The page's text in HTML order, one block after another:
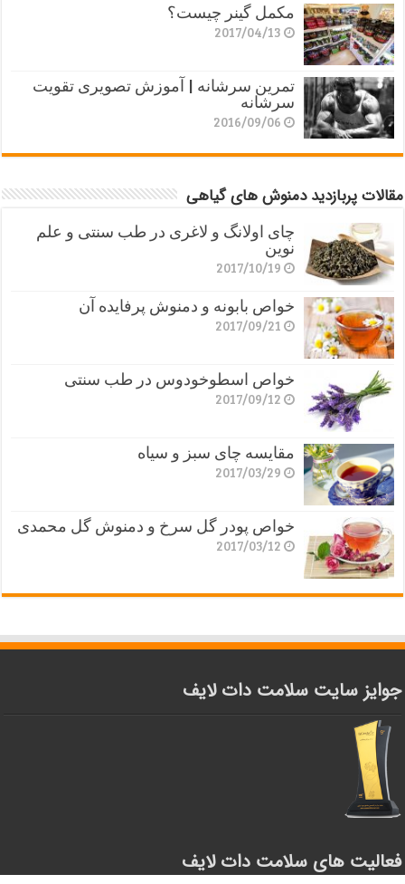
مکمل گینر چیست؟
2017/04/13
تمرین سرشانه | آموزش تصویری تقویت
سرشانه
2016/09/06
مقالات پربازدید دمنوش های گیاهی
چای اولانگ و لاغری در طب سنتی و علم
نوین
2017/10/19
خواص بابونه و دمنوش پرفایده آن
2017/09/21
خواص اسطوخودوس در طب سنتی
2017/09/12
مقایسه چای سبز و سیاه
2017/03/29
خواص پودر گل سرخ و دمنوش گل محمدی
2017/03/12
جوایز سایت سلامت دات لایف
فعالیت های سلامت دات لایف